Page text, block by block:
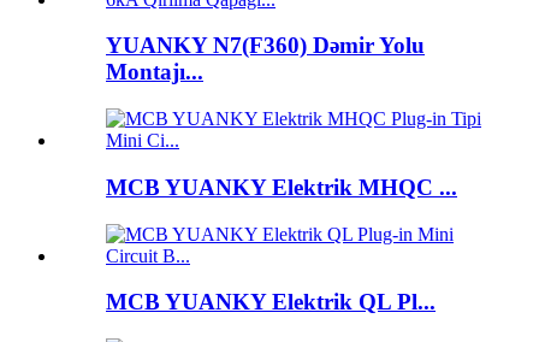
YUANKY N7(F360) Dəmir Yolu
Montajı...
MCB YUANKY Elektrik MHQC ...
MCB YUANKY Elektrik QL Pl...